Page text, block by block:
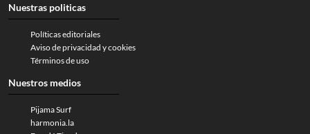
Nuestras politicas
Políticas editoriales
Aviso de privacidad y cookies
Términos de uso
Nuestros medios
Pijama Surf
harmonia.la